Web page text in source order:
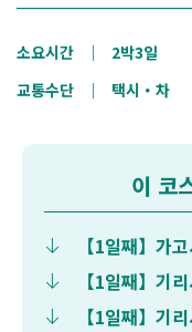
소요시간 ｜
2박3일
교통수단
｜ 택시・차
이 코
【1일째】가
【1일째】기
【1일째】기